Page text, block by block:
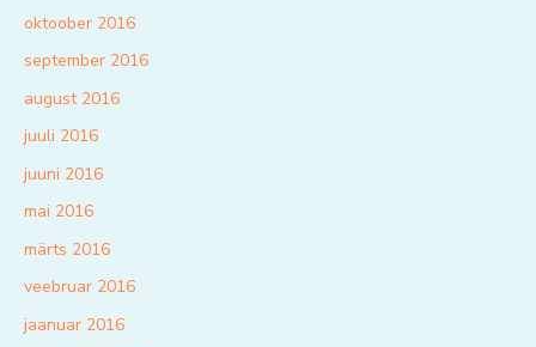
oktoober 2016
september 2016
august 2016
juuli 2016
juuni 2016
mai 2016
märts 2016
veebruar 2016
jaanuar 2016